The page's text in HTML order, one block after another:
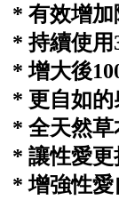
* 有效增加
* 持續使用
* 增大後
* 更自如的
* 全天然草
* 讓性愛更
* 增強性愛